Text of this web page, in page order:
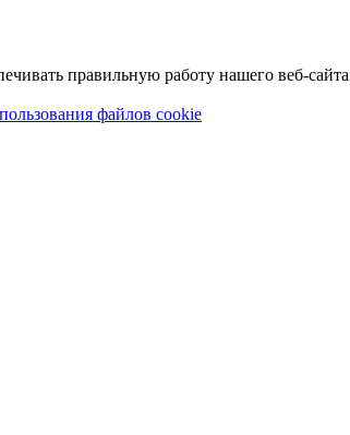
правильную работу нашего веб-сайта
файлов cookie